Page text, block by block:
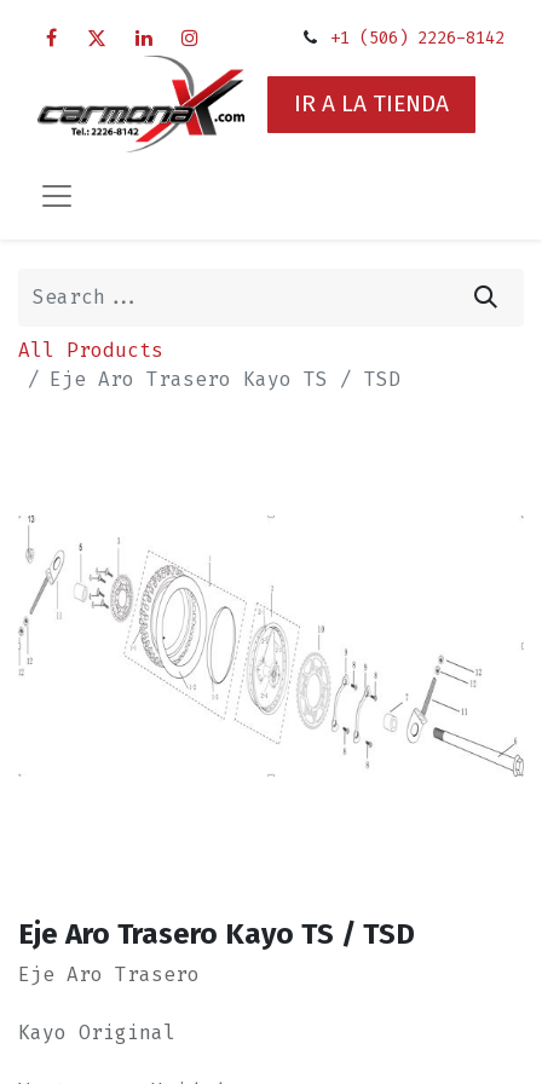
+1 (506) 2226-8142
IR A LA TIENDA
All Products
Eje Aro Trasero Kayo TS / TSD
Eje Aro Trasero Kayo TS / TSD
Eje Aro Trasero
Kayo Original